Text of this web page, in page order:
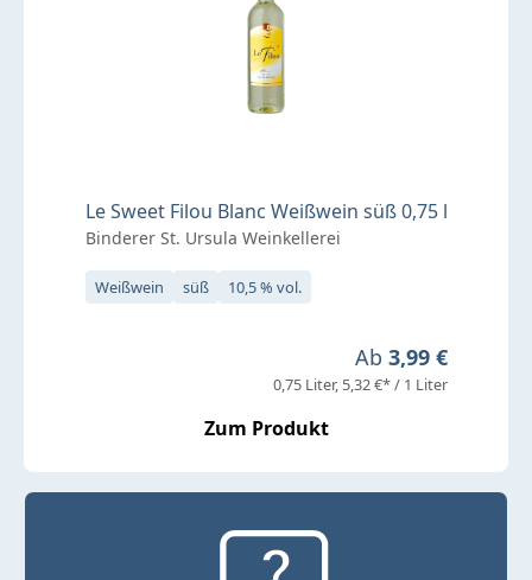
Le Sweet Filou Blanc Weißwein süß 0,75 l
Binderer St. Ursula Weinkellerei
Weißwein süß 10,5 % vol.
Regulärer Preis:
Ab 3,99 €
0,75 Liter 5,32 €* / 1 Liter
Zum Produkt